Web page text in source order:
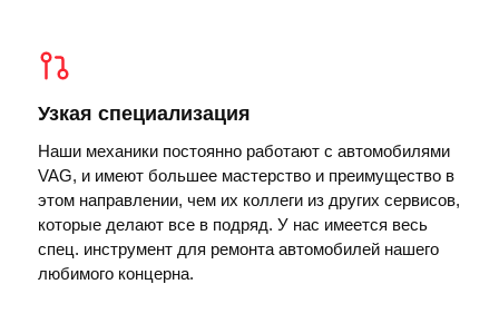
Узкая специализация
Наши механики постоянно работают с автомобилями
VAG, и имеют большее мастерство и преимущество в
этом направлении, чем их коллеги из других сервисов,
которые делают все в подряд. У нас имеется весь
спец. инструмент для ремонта автомобилей нашего
любимого концерна.